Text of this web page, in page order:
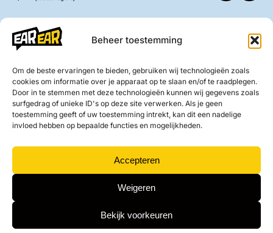
Beheer toestemming
Om de beste ervaringen te bieden, gebruiken wij technologieën zoals
cookies om informatie over je apparaat op te slaan en/of te raadplegen.
Door in te stemmen met deze technologieën kunnen wij gegevens zoals
surfgedrag of unieke ID's op deze site verwerken. Als je geen
toestemming geeft of uw toestemming intrekt, kan dit een nadelige
invloed hebben op bepaalde functies en mogelijkheden.
Accepteren
Weigeren
Bekijk voorkeuren
Studio
info@earear.nl
Podcast
Podcast studio Utrecht
Videopodcast maken
Ear Ear
Ear Ear verhaal